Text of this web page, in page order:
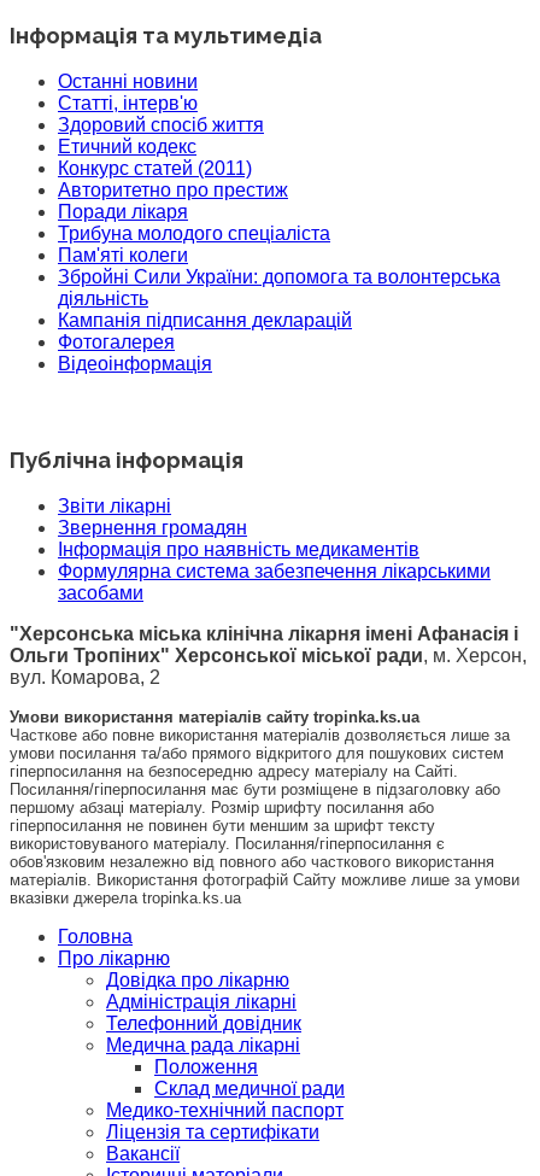
Інформація та мультимедіа
Останні новини
Статті, інтерв'ю
Здоровий спосіб життя
Етичний кодекс
Конкурс статей (2011)
Авторитетно про престиж
Поради лікаря
Трибуна молодого спеціаліста
Пам'яті колеги
Збройні Сили України: допомога та волонтерська
діяльність
Кампанія підписання декларацій
Фотогалерея
Відеоінформація
Публічна інформація
Звіти лікарні
Звернення громадян
Інформація про наявність медикаментів
Формулярна система забезпечення лікарськими
засобами
"Херсонська міська клінічна лікарня імені Афанасія і
Ольги Тропіних" Херсонської міської ради, м. Херсон,
вул. Комарова, 2
Умови використання матеріалів сайту tropinka.ks.ua
Часткове або повне використання матеріалів дозволяється лише за
умови посилання та/або прямого відкритого для пошукових систем
гіперпосилання на безпосередню адресу матеріалу на Сайті.
Посилання/гіперпосилання має бути розміщене в підзаголовку або
першому абзаці матеріалу. Розмір шрифту посилання або
гіперпосилання не повинен бути меншим за шрифт тексту
використовуваного матеріалу. Посилання/гіперпосилання є
обов'язковим незалежно від повного або часткового використання
матеріалів. Використання фотографій Сайту можливе лише за умови
вказівки джерела tropinka.ks.ua
Головна
Про лікарню
Довідка про лікарню
Адміністрація лікарні
Телефонний довідник
Медична рада лікарні
Положення
Склад медичної ради
Медико-технічний паспорт
Ліцензія та сертифікати
Вакансії